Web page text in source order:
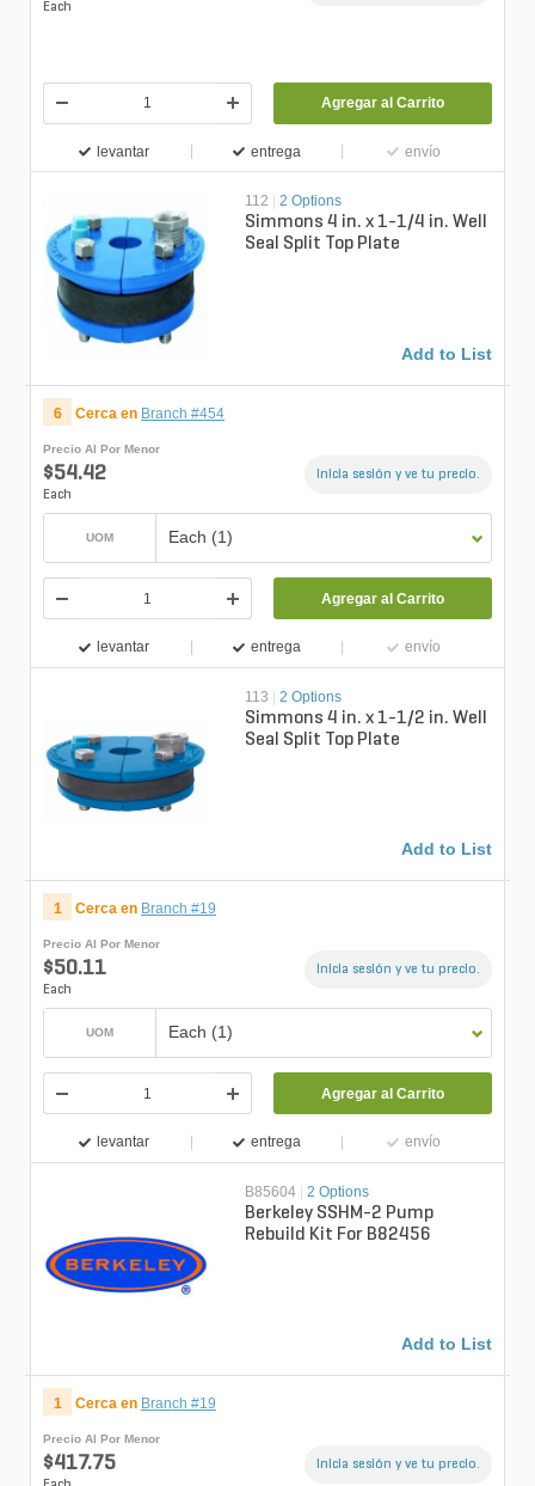
Each
Agregar al Carrito
levantar entrega envío
112 2 Options
Simmons 4 in. x 1-1/4 in. Well
Seal Split Top Plate
Add to List
6 Cerca en Branch #454
Precio Al Por Menor
$54.42
Each
Inicia sesión y ve tu precio.
UOM Each (1)
Agregar al Carrito
levantar entrega envío
113 | 2 Options
Simmons 4 in. x 1-1/2 in. Well
Seal Split Top Plate
Add to List
1 Cerca en Branch #19
Precio Al Por Menor
$50.11
Each
Inicia sesión y ve tu precio.
UOM Each (1)
Agregar al Carrito
levantar entrega envío
B85604 | 2 Options
Berkeley SSHM-2 Pump
Rebuild Kit For B82456
Add to List
1 Cerca en Branch #19
Precio Al Por Menor
$417.75 Inicia sesión y ve tu precio.